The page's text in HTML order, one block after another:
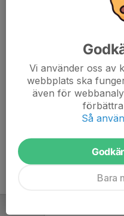
Här hamnar automatiskt de
att kunna börja administrera
höger.
Vi använder oss av
webbplats ska
även för
Så
Bara